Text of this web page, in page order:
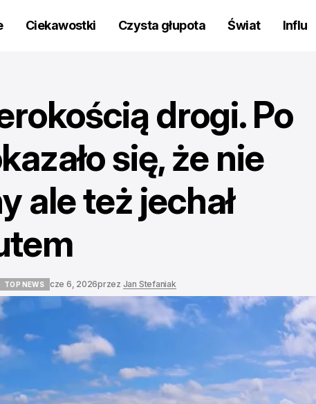
Ciekawostki Czysta głupota Świat Influ
drogi. Po
się, że nie
ale też jechał
TOP NEWS cze 6, 2026przez Jan Stefaniak